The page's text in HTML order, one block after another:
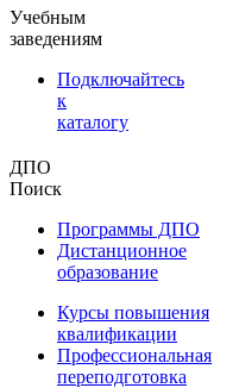
Учебным
заведениям
Подключайтесь
к
каталогу
ДПО
Поиск
Программы ДПО
Дистанционное
образование
Курсы повышения
квалификации
Профессиональная
переподготовка